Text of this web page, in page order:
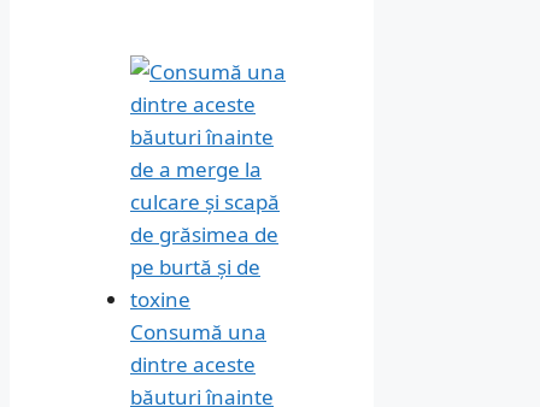
Consumă una
dintre aceste
băuturi înainte